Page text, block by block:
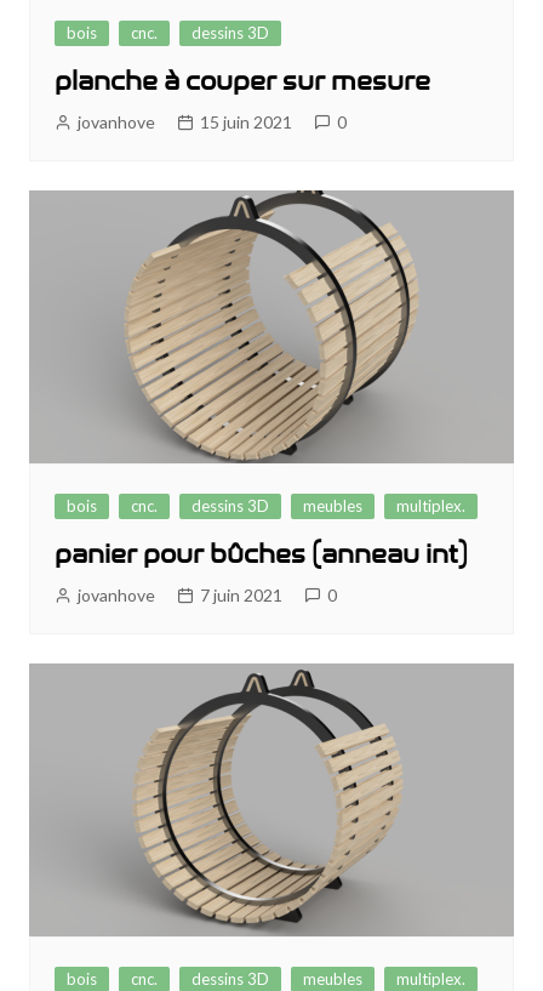
bois cnc. dessins 3D
planche à couper sur mesure
jovanhove 15 juin 2021 0
bois cnc. dessins 3D meubles multiplex.
panier pour bûches (anneau int)
jovanhove 7 juin 2021 0
bois cnc. dessins 3D meubles multiplex.